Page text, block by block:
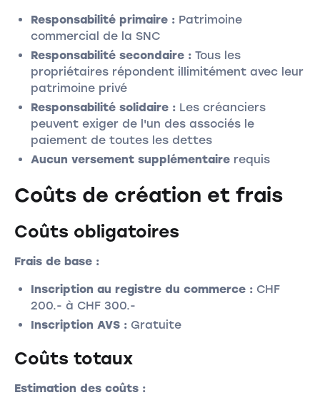
Responsabilité primaire : Patrimoine
commercial de la SNC
Responsabilité secondaire : Tous les
propriétaires répondent illimitément avec leur
patrimoine privé
Responsabilité solidaire : Les créanciers
peuvent exiger de l'un des associés le
paiement de toutes les dettes
Aucun versement supplémentaire requis
Coûts de création et frais
Coûts obligatoires
Frais de base :
Inscription au registre du commerce : CHF
200.- à CHF 300.-
Inscription AVS : Gratuite
Coûts totaux
Estimation des coûts :